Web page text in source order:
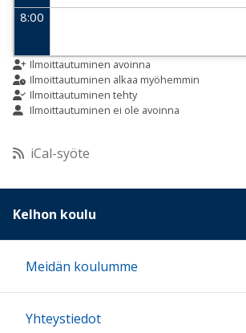
8:00
9:00
10:00
11:00
12:00
Ilmoittautuminen avoinna
Ilmoittautuminen alkaa myöhemmin
Ilmoittautuminen tehty
Ilmoittautuminen ei ole avoinna
iCal-syöte
Kelhon koulu
Meidän koulumme
Yhteystiedot